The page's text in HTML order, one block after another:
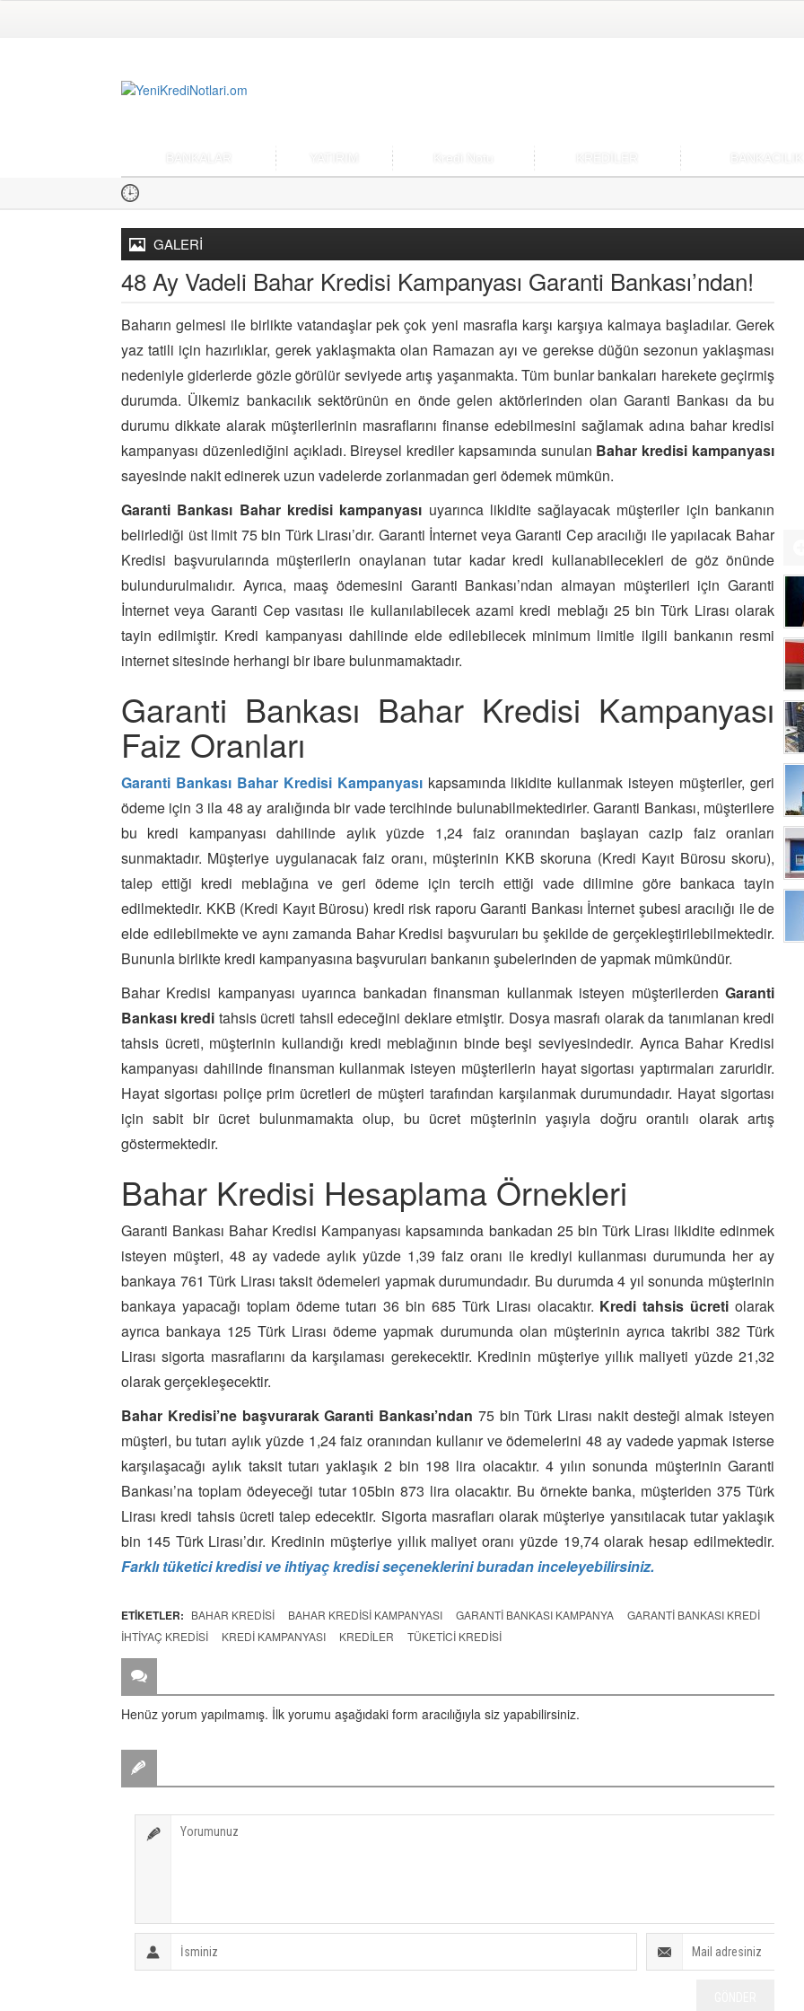
GALERİ
48 Ay Vadeli Bahar Kredisi Kampanyası Garanti Bankası’ndan!
Baharın gelmesi ile birlikte vatandaşlar pek çok yeni masrafla karşı karşıya kalmaya başladılar. Gerek
yaz tatili için hazırlıklar, gerek yaklaşmakta olan Ramazan ayı ve gerekse düğün sezonun yaklaşması
nedeniyle giderlerde gözle görülür seviyede artış yaşanmakta. Tüm bunlar bankaları harekete geçirmiş
durumda. Ülkemiz bankacılık sektörünün en önde gelen aktörlerinden olan Garanti Bankası da bu
durumu dikkate alarak müşterilerinin masraflarını finanse edebilmesini sağlamak adına bahar kredisi
kampanyası düzenlediğini açıkladı. Bireysel krediler kapsamında sunulan Bahar kredisi kampanyası
sayesinde nakit edinerek uzun vadelerde zorlanmadan geri ödemek mümkün.
Garanti Bankası Bahar kredisi kampanyası uyarınca likidite sağlayacak müşteriler için bankanın
belirlediği üst limit 75 bin Türk Lirası’dır. Garanti İnternet veya Garanti Cep aracılığı ile yapılacak Bahar
Kredisi başvurularında müşterilerin onaylanan tutar kadar kredi kullanabilecekleri de göz önünde
bulundurulmalıdır. Ayrıca, maaş ödemesini Garanti Bankası’ndan almayan müşterileri için Garanti
İnternet veya Garanti Cep vasıtası ile kullanılabilecek azami kredi meblağı 25 bin Türk Lirası olarak
tayin edilmiştir. Kredi kampanyası dahilinde elde edilebilecek minimum limitle ilgili bankanın resmi
internet sitesinde herhangi bir ibare bulunmamaktadır.
Garanti Bankası Bahar Kredisi Kampanyası
Faiz Oranları
Garanti Bankası Bahar Kredisi Kampanyasıkapsamında likidite kullanmak isteyen müşteriler, geri
ödeme için 3 ila 48 ay aralığında bir vade tercihinde bulunabilmektedirler. Garanti Bankası, müşterilere
bu kredi kampanyası dahilinde aylık yüzde 1,24 faiz oranından başlayan cazip faiz oranları
sunmaktadır. Müşteriye uygulanacak faiz oranı, müşterinin KKB skoruna (Kredi Kayıt Bürosu skoru),
talep ettiği kredi meblağına ve geri ödeme için tercih ettiği vade dilimine göre bankaca tayin
edilmektedir. KKB (Kredi Kayıt Bürosu) kredi risk raporu Garanti Bankası İnternet şubesi aracılığı ile de
elde edilebilmekte ve aynı zamanda Bahar Kredisi başvuruları bu şekilde de gerçekleştirilebilmektedir.
Bununla birlikte kredi kampanyasına başvuruları bankanın şubelerinden de yapmak mümkündür.
Bahar Kredisi kampanyası uyarınca bankadan finansman kullanmak isteyen müşterilerden Garanti
Bankası kredi tahsis ücreti tahsil edeceğini deklare etmiştir. Dosya masrafı olarak da tanımlanan kredi
tahsis ücreti, müşterinin kullandığı kredi meblağının binde beşi seviyesindedir. Ayrıca Bahar Kredisi
kampanyası dahilinde finansman kullanmak isteyen müşterilerin hayat sigortası yaptırmaları zaruridir.
Hayat sigortası poliçe prim ücretleri de müşteri tarafından karşılanmak durumundadır. Hayat sigortası
için sabit bir ücret bulunmamakta olup, bu ücret müşterinin yaşıyla doğru orantılı olarak artış
göstermektedir.
Bahar Kredisi Hesaplama Örnekleri
Garanti Bankası Bahar Kredisi Kampanyası kapsamında bankadan 25 bin Türk Lirası likidite edinmek
isteyen müşteri, 48 ay vadede aylık yüzde 1,39 faiz oranı ile krediyi kullanması durumunda her ay
bankaya 761 Türk Lirası taksit ödemeleri yapmak durumundadır. Bu durumda 4 yıl sonunda müşterinin
bankaya yapacağı toplam ödeme tutarı 36 bin 685 Türk Lirası olacaktır. Kredi tahsis ücreti olarak
ayrıca bankaya 125 Türk Lirası ödeme yapmak durumunda olan müşterinin ayrıca takribi 382 Türk
Lirası sigorta masraflarını da karşılaması gerekecektir. Kredinin müşteriye yıllık maliyeti yüzde 21,32
olarak gerçekleşecektir.
Bahar Kredisi’ne başvurarak Garanti Bankası’ndan 75 bin Türk Lirası nakit desteği almak isteyen
müşteri, bu tutarı aylık yüzde 1,24 faiz oranından kullanır ve ödemelerini 48 ay vadede yapmak isterse
karşılaşacağı aylık taksit tutarı yaklaşık 2 bin 198 lira olacaktır. 4 yılın sonunda müşterinin Garanti
Bankası’na toplam ödeyeceği tutar 105bin 873 lira olacaktır. Bu örnekte banka, müşteriden 375 Türk
Lirası kredi tahsis ücreti talep edecektir. Sigorta masrafları olarak müşteriye yansıtılacak tutar yaklaşık
bin 145 Türk Lirası’dır. Kredinin müşteriye yıllık maliyet oranı yüzde 19,74 olarak hesap edilmektedir.
Farklı tüketici kredisi ve ihtiyaç kredisi seçeneklerini buradan inceleyebilirsiniz.
ETİKETLER: BAHAR KREDISI BAHAR KREDISI KAMPANYASI GARANTI BANKASI KAMPANYA
GARANTI BANKASI KREDI
IHTIYAÇ KREDISI
KREDI KAMPANYASI KREDILER TÜKETICI KREDISI
Henüz yorum yapılmamış. İlk yorumu aşağıdaki form aracılığıyla siz yapabilirsiniz.